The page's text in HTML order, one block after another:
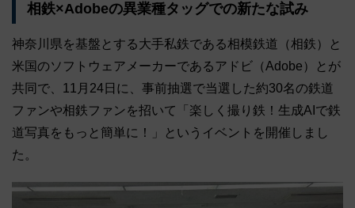
相鉄×Adobeの異業種タッグでの新たな試み
神奈川県を基盤とする大手私鉄である相模鉄道（相鉄）と
米国のソフトウェアメーカーであるアドビ（Adobe）とが
共同で、11月24日に、事前抽選で当選した約30名の鉄道
ファンや相鉄ファンを招いて「楽しく撮り鉄！生成AIで鉄
道写真をもっと簡単に！」というイベントを開催しまし
た。